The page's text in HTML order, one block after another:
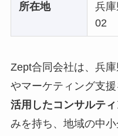
所在地
兵
02
Zept合同会社は、兵
やマーケティング支援
活用したコンサルテ
みを持ち、地域の中